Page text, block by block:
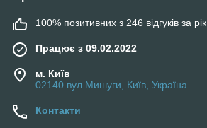
100% позитивних з 246 відгуків за рік
Працює з 09.02.2022
м. Київ
02140 вул.Мишуги, Київ, Україна
Контакти